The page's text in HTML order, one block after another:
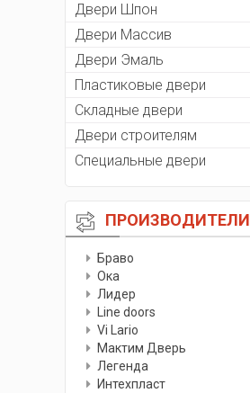
Двери Шпон
Двери Массив
Двери Эмаль
Пластиковые двери
Складные двери
Двери строителям
Специальные двери
ПРОИЗВОДИТЕЛИ
Браво
Ока
Лидер
Line doors
Vi Lario
Мактим Дверь
Легенда
Интехпласт